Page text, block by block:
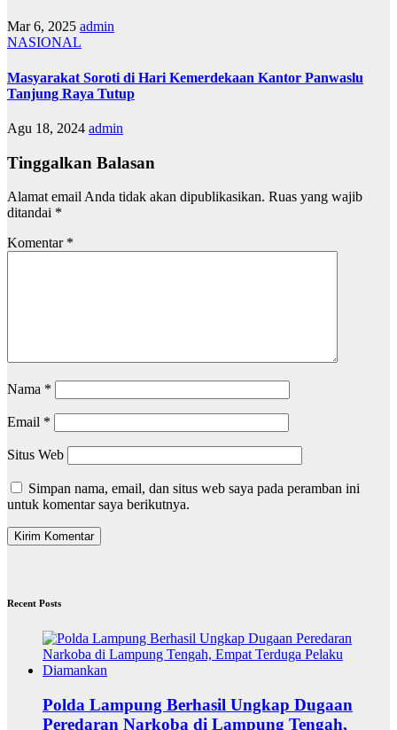
Mar 6, 2025 admin
NASIONAL
Masyarakat Soroti di Hari Kemerdekaan Kantor Panwaslu
Tanjung Raya Tutup
Agu 18, 2024 admin
Tinggalkan Balasan
Alamat email Anda tidak akan dipublikasikan. Ruas yang wajib
ditandai *
Komentar *
Nama *
Email *
Situs Web
Simpan nama, email, dan situs web saya pada peramban ini
untuk komentar saya berikutnya.
Recent Posts
Polda Lampung Berhasil Ungkap Dugaan
Peredaran Narkoba di Lampung Tengah,